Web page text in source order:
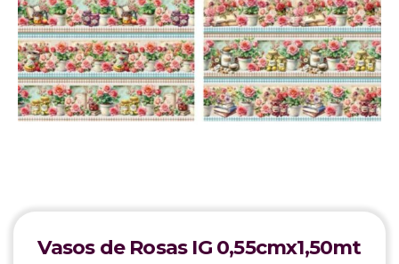
Vasos de Rosas IG 0,55cmx1,50mt